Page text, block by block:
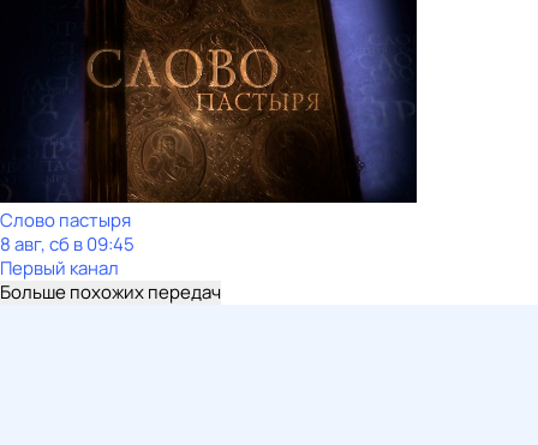
Слово пастыря
8 авг, сб в 09:45
Первый канал
Больше похожих передач